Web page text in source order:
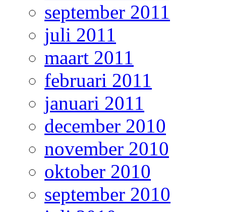
september 2011
juli 2011
maart 2011
februari 2011
januari 2011
december 2010
november 2010
oktober 2010
september 2010